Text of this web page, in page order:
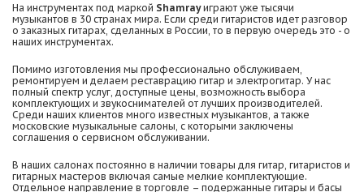
На инструментах под маркой Shamrayиграют уже тысячи
музыкантов в 30 странах мира. Если среди гитаристов идет разговор
о заказных гитарах, сделанных в России, то в первую очередь это - о
наших инструментах.
Помимо изготовления мы профессионально обслуживаем,
ремонтируем и делаем реставрацию гитар и электрогитар. У нас
полный спектр услуг, доступные цены, возможность выбора
комплектующих и звукоснимателей от лучших производителей.
Среди наших клиентов много известных музыкантов, а также
московские музыкальные салоны, с которыми заключены
соглашения о сервисном обслуживании.
В наших салонах постоянно в наличии товары для гитар, гитаристов и
гитарных мастеров включая самые мелкие комплектующие.
Отдельное направление в торговле – подержанные гитары и басы